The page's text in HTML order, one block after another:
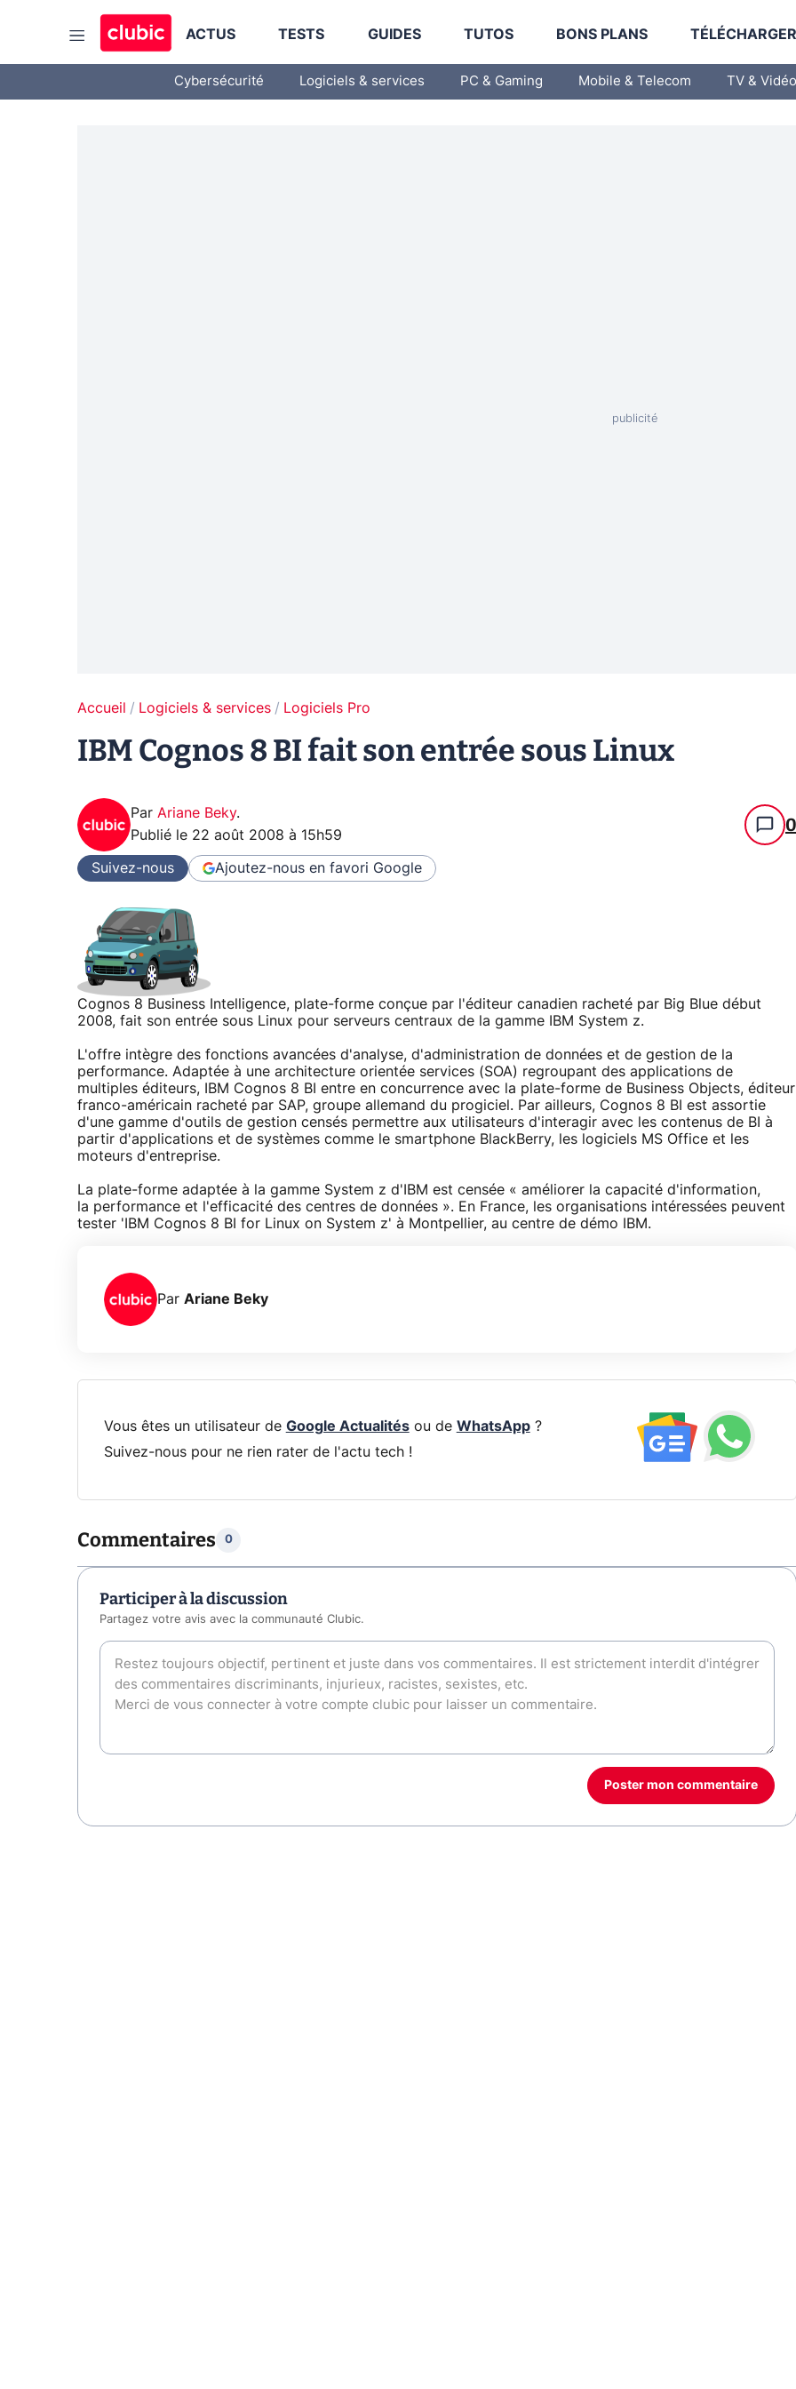
ACTUS TESTS GUIDES TUTOS BONS PLANS
Cybersécurité Logiciels & services PC & Gaming Mobile & Telecom TV & Vidéo
Accueil Logiciels & services Logiciels Pro
IBM Cognos 8 BI fait son entrée sous Linux
Par Ariane Beky.
Publié le 22 août 2008 à 15h59 0
Suivez-nous Ajoutez-nous en favori Google
Cognos 8 Business Intelligence, plate-forme conçue par l'éditeur canadien racheté par Big Blue début
2008, fait son entrée sous Linux pour serveurs centraux de la gamme IBM System z.
L'offre intègre des fonctions avancées d'analyse, d'administration de données et de gestion de la
performance. Adaptée à une architecture orientée services (SOA) regroupant des applications de
multiples éditeurs, IBM Cognos 8 BI entre en concurrence avec la plate-forme de Business Objects, éditeur
franco-américain racheté par SAP, groupe allemand du progiciel. Par ailleurs, Cognos 8 BI est assortie
d'une gamme d'outils de gestion censés permettre aux utilisateurs d'interagir avec les contenus de BI à
partir d'applications et de systèmes comme le smartphone BlackBerry, les logiciels MS Office et les
moteurs d'entreprise.
La plate-forme adaptée à la gamme System z d'IBM est censée « améliorer la capacité d'information,
la performance et l'efficacité des centres de données ». En France, les organisations intéressées peuvent
tester 'IBM Cognos 8 BI for Linux on System z' à Montpellier, au centre de démo IBM.
Par Ariane Beky
Vous êtes un utilisateur de Google Actualitésou de WhatsApp?
Suivez-nous pour ne rien rater de l'actu tech !
Commentaires 0
Participer à la discussion
Partagez votre avis avec la communauté Clubic.
Poster mon commentaire